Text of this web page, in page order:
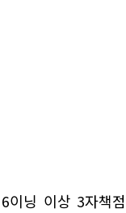
이닝 이상 3자책점